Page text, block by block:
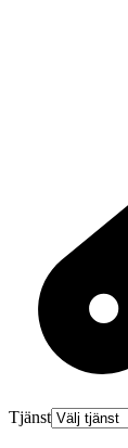
Tjänst